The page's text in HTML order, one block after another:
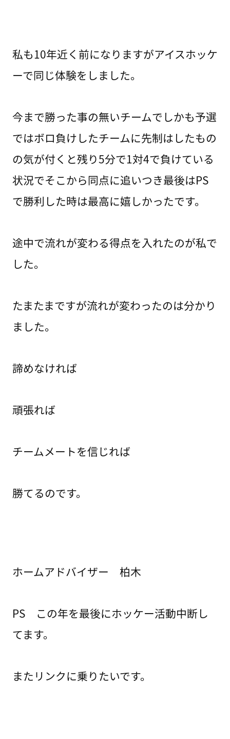
私も10年近く前になりますがアイスホッケ
ーで同じ体験をしました。
今まで勝った事の無いチームでしかも予選
ではボロ負けしたチームに先制はしたもの
の気が付くと残り5分で1対4で負けている
状況でそこから同点に追いつき最後はPS
で勝利した時は最高に嬉しかったです。
途中で流れが変わる得点を入れたのが私で
した。
たまたまですが流れが変わったのは分かり
ました。
諦めなければ
頑張れば
チームメートを信じれば
勝てるのです。
ホームアドバイザー 柏木
PS この年を最後にホッケー活動中断し
てます。
またリンクに乗りたいです。